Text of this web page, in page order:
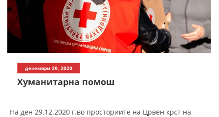
ИСТОРИЈАТ НА ЦКРМ
ИСТОРИЈАТ НА ДВИЖЕЊЕТО
СТРУКТУРА НА ОРГАНИЗАЦИЈАТА
ЧЛЕНСТВО ВО ПРОФЕСИОНАЛНИ ТЕЛА
декември 29, 2020
Хуманитарна помош
На ден 29.12.2020 г.во просториите на Црвен крст на